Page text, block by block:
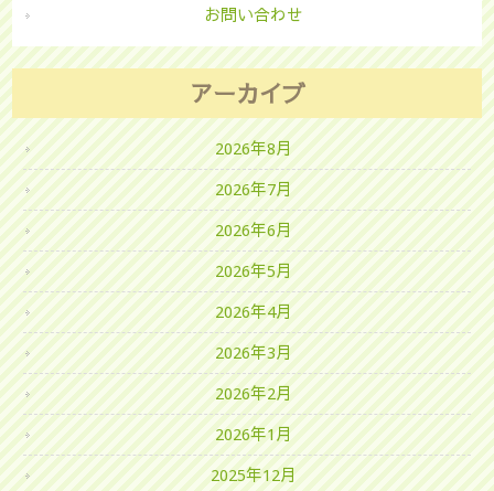
お問い合わせ
アーカイブ
2026年8月
2026年7月
2026年6月
2026年5月
2026年4月
2026年3月
2026年2月
2026年1月
2025年12月